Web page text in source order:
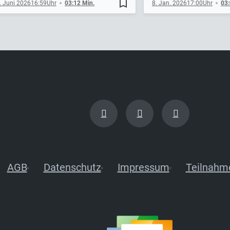
Juni 202616:59 03:12 Min. bookmark_border 8. Jan. 202617:00
AGB Datenschutz Impressum